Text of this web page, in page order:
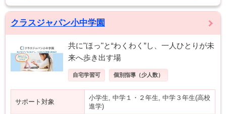
クラスジャパン小中学園
共に"ほっ"と“わくわく”し、一人ひとりが未
来へ歩き出す場
自宅学習可 個別指導（少人数）
サポート対象
小学生, 中学１・２年生, 中学３年生(高校
進学)